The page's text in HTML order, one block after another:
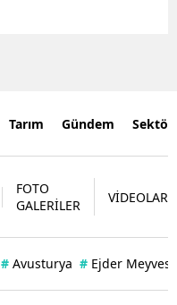
Tarım Gündem
FOTO
GALERİLER
VİDEOLAR
# Avusturya # Ejder Meyvesi